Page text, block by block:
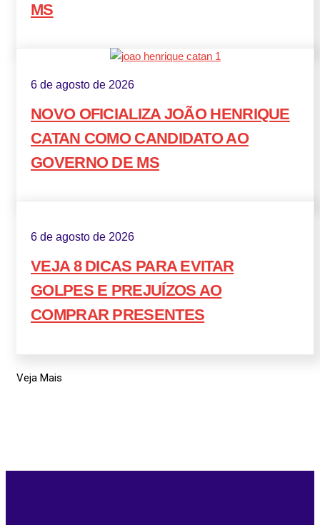
MS
6 de agosto de 2026
NOVO OFICIALIZA JOÃO HENRIQUE
CATAN COMO CANDIDATO AO
GOVERNO DE MS
6 de agosto de 2026
VEJA 8 DICAS PARA EVITAR
GOLPES E PREJUÍZOS AO
COMPRAR PRESENTES
Veja Mais